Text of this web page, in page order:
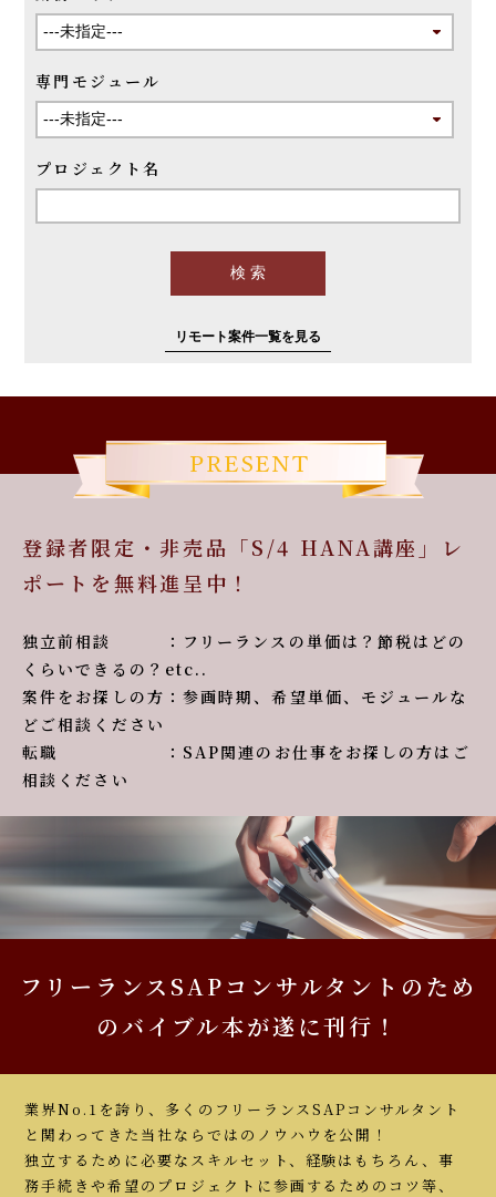
専門モジュール
プロジェクト名
リモート案件一覧を見る
登録者限定・非売品「S/4 HANA講座」レ
ポートを無料進呈中！
独立前相談 ：フリーランスの単価は？節税はどの
くらいできるの？etc..
案件をお探しの方：参画時期、希望単価、モジュールな
どご相談ください
転職 ：SAP関連のお仕事をお探しの方はご
相談ください
フリーランスSAPコンサルタントのため
のバイブル本が遂に刊行！
業界No.1を誇り、多くのフリーランスSAPコンサルタント
と関わってきた当社ならではのノウハウを公開！
独立するために必要なスキルセット、経験はもちろん、事
務手続きや希望のプロジェクトに参画するためのコツ等、